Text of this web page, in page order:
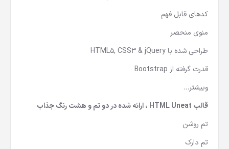
کدهای قابل فهم
منوی منحصر
طراحی شده با HTML5, CSS3 & jQuery
قدرت گرفته از Bootstrap
وبیشتر…
قالب HTML Uneat ، ارائه شده در دو تم و هشت رنگ جذاب
تم روشن
تم دارک